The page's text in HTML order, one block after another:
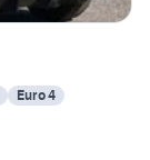
Euro 4